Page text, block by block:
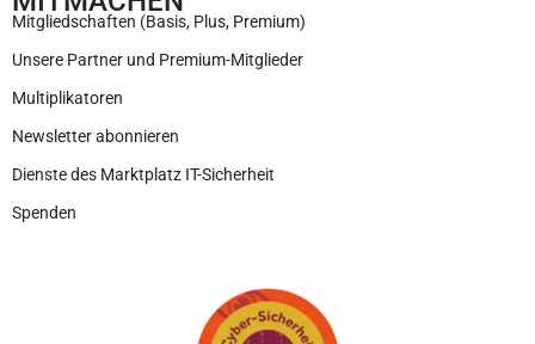
Mitgliedschaften (Basis, Plus, Premium)
Unsere Partner und Premium-Mitglieder
Multiplikatoren
Newsletter abonnieren
Dienste des Marktplatz IT-Sicherheit
Spenden